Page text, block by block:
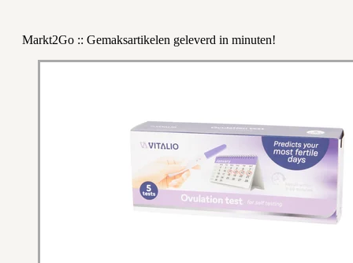
Markt2Go :: Gemaksartikelen geleverd in minuten!